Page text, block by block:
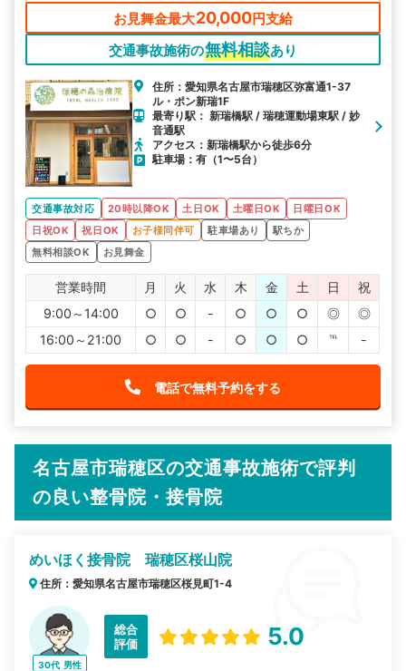
お見舞金最大20,000円支給
交通事故施術の無料相談あり
住所：愛知県名古屋市瑞穂区弥富通1-37
ル・ポン新瑞1F
最寄り駅： 新瑞橋駅 / 瑞穂運動場東駅 / 妙
音通駅
アクセス：新瑞橋駅から徒歩6分
駐車場：有（1〜5台）
交通事故対応 20時以降OK 土日OK 土曜日OK
日曜日OK
日祝OK
祝日OK お子様同伴可 駐車場あり
駅ちか
無料相談OK
お見舞金
営業時間 月 火 水 木 金 土 日
祝
9:00～14:00
○ ○ - ○ ○ ○ ◎
◎
16:00～21:00
○ ○ - ○ ○ ○ ℡ -
電話で無料予約をする
名古屋市瑞穂区の交通事故施術で評判
の良い整骨院・接骨院
めいほく接骨院 瑞穂区桜山院
住所：愛知県名古屋市瑞穂区桜見町1-4
30代 男性
総合
評価
5.0